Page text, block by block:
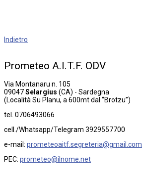
Indietro
Prometeo A.I.T.F. ODV
Via Montanaru n. 105
09047Selargius (CA) - Sardegna
(Località Su Planu, a 600mt dal “Brotzu”)
tel. 0706493066
cell./Whatsapp/Telegram 3929557700
e-mail: prometeoaitf.segreteria@gmail.com
PEC: prometeo@ilnome.net